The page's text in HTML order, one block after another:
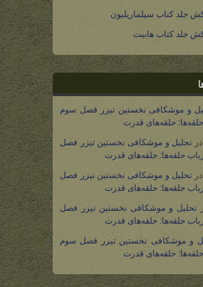
جلد کتاب سیلماریلیون
جلد کتاب هابیت
و موشکافی نخستین تیزر فصل سوم
حلقه‌های قدرت
در تحلیل و موشکافی نخستین تیزر فصل
حلقه‌ها: حلقه‌های قدرت
در تحلیل و موشکافی نخستین تیزر فصل
حلقه‌ها: حلقه‌های قدرت
تحلیل و موشکافی نخستین تیزر فصل
حلقه‌ها: حلقه‌های قدرت
و موشکافی نخستین تیزر فصل سوم
حلقه‌های قدرت